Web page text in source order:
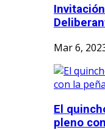
Mar 6,
El
pleno